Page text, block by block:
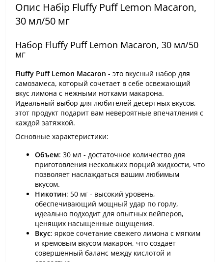
Опис Набір Fluffy Puff Lemon Macaron,
30 мл/50 мг
Набор Fluffy Puff Lemon Macaron, 30 мл/50
мг
Fluffy Puff Lemon Macaron - это вкусный набор для
самозамеса, который сочетает в себе освежающий
вкус лимона с нежными нотками макарона.
Идеальный выбор для любителей десертных вкусов,
этот продукт подарит вам невероятные впечатления с
каждой затяжкой.
Основные характеристики:
Объем: 30 мл - достаточное количество для
приготовления нескольких порций жидкости, что
позволяет наслаждаться вашим любимым
вкусом.
Никотин: 50 мг - высокий уровень,
обеспечивающий мощный удар по горлу,
идеально подходит для опытных вейперов,
ценящих насыщенные ощущения.
Вкус: яркое сочетание свежего лимона с мягким
и кремовым вкусом макарон, что создает
совершенный баланс между кислотой и